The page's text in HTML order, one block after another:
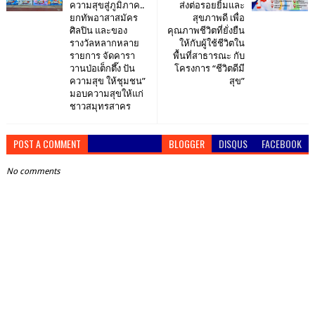
ส่งต่อรอยยิ้มและ
สุขภาพดี เพื่อ
คุณภาพชีวิตที่ยั่งยืน
ให้กับผู้ใช้ชีวิตใน
พื้นที่สาธารณะ กับ
โครงการ “ชีวิตดีมี
สุข”
ความสุขสู่ภูมิภาค..
ยกทัพอาสาสมัคร
ศิลปิน และของ
รางวัลหลากหลาย
รายการ จัดคารา
วานป่อเต็กตึ๊ง ปัน
ความสุข ให้ชุมชน”
มอบความสุขให้แก่
ชาวสมุทรสาคร
POST A COMMENT BLOGGER DISQUS FACEBOOK
No comments